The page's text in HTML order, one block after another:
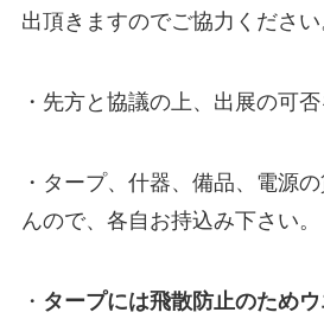
出頂きますのでご協力ください
・先方と協議の上、出展の可
・タープ、什器、備品、電源
んので、各自お持込み下さい。
・ タープには飛散防止のため